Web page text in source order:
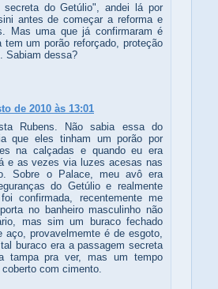
secreta do Getúlio", andei lá por
antes de começar a reforma e
Mas uma que já confirmaram é
um porão reforçado, proteção
Sabiam dessa?
de 2010 às 13:01
Rubens. Não sabia essa do
que eles tinham um porão por
na calçadas e quando eu era
e as vezes via luzes acesas nas
Sobre o Palace, meu avô era
do Getúlio e realmente
confirmada, recentemente me
no banheiro masculinho não
mas sim um buraco fechado
provavelmemte é de esgoto,
buraco era a passagem secreta
tampa pra ver, mas um tempo
com cimento.